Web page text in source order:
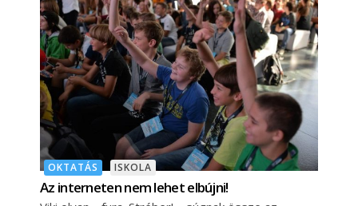
OKTATÁS ISKOLA
Az interneten nem lehet elbújni!